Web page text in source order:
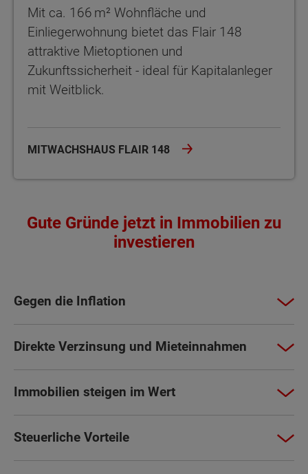
Mit ca. 166 m² Wohnfläche und
Einliegerwohnung bietet das Flair 148
attraktive Mietoptionen und
Zukunftssicherheit - ideal für Kapitalanleger
mit Weitblick.
MITWACHSHAUS FLAIR 148
Gute Gründe jetzt in Immobilien zu
investieren
Gegen die Inflation
Direkte Verzinsung und Mieteinnahmen
Immobilien steigen im Wert
Steuerliche Vorteile